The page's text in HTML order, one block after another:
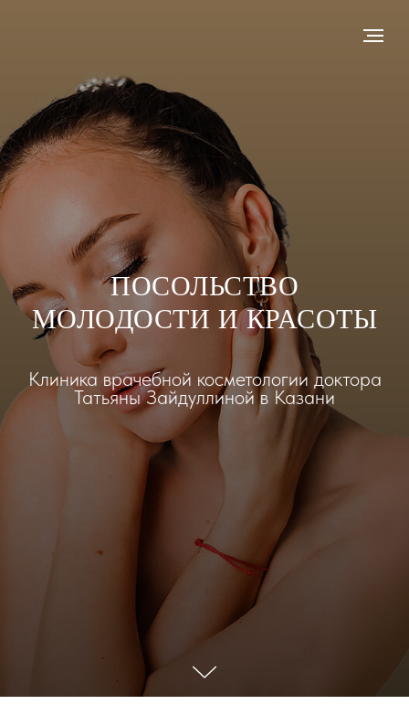
ПОСОЛЬСТВО
МОЛОДОСТИ И КРАСОТЫ
Клиника врачебной косметологии доктора
Татьяны Зайдуллиной в Казани